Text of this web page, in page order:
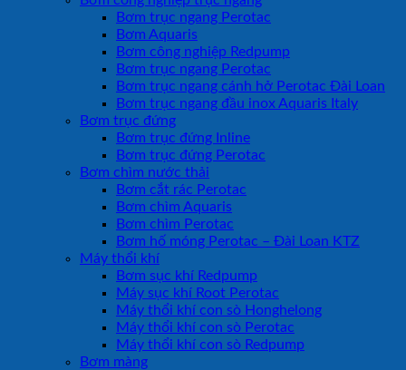
Bơm trục ngang Perotac
Bơm Aquaris
Bơm công nghiệp Redpump
Bơm trục ngang Perotac
Bơm trục ngang cánh hở Perotac Đài Loan
Bơm trục ngang đầu inox Aquaris Italy
Bơm trục đứng
Bơm trục đứng Inline
Bơm trục đứng Perotac
Bơm chìm nước thải
Bơm cắt rác Perotac
Bơm chìm Aquaris
Bơm chìm Perotac
Bơm hố móng Perotac – Đài Loan KTZ
Máy thổi khí
Bơm sục khí Redpump
Máy sục khí Root Perotac
Máy thổi khí con sò Honghelong
Máy thổi khí con sò Perotac
Máy thổi khí con sò Redpump
Bơm màng